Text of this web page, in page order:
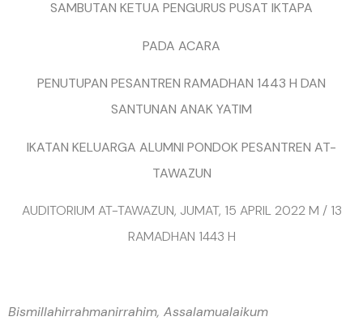
SAMBUTAN KETUA PENGURUS PUSAT IKTAPA
PADA ACARA
PENUTUPAN PESANTREN RAMADHAN 1443 H DAN
SANTUNAN ANAK YATIM
IKATAN KELUARGA ALUMNI PONDOK PESANTREN AT-
TAWAZUN
AUDITORIUM AT-TAWAZUN, JUMAT, 15 APRIL 2022 M / 13
RAMADHAN 1443 H
Bismillahirrahmanirrahim, Assalamualaikum